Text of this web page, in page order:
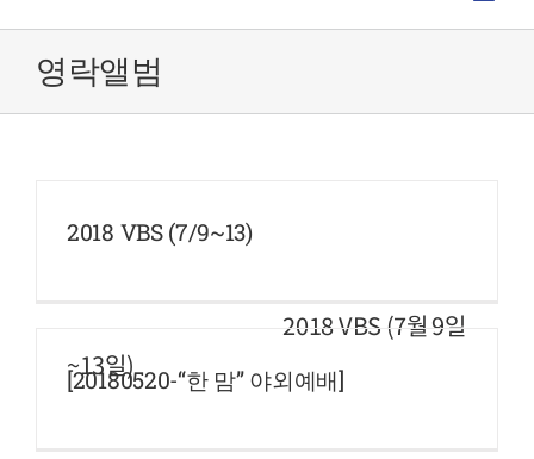
영락앨범
2018 VBS (7/9~13)
2018 VBS (7월 9일
~13일)
[20180520-“한 맘” 야외예배]